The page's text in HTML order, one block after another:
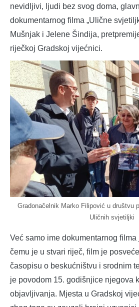
nevidljivi, ljudi bez svog doma,
dokumentarnog filma „Ulične
Mušnjak i Jelene Šindija,
riječkoj Gradskoj vijećnici.
Gradonačelnik Marko Filipović u društvu
Uličnih svjetiljki
Već samo ime dokumentarnog
čemu je u stvari riječ, film je
časopisu o beskućništvu i srodnim
je povodom 15. godišnjice njegova
objavljivanja. Mjesta u Gradskoj